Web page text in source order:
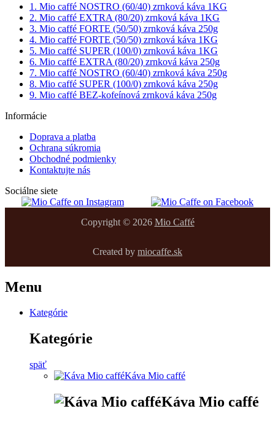
1. Mio caffé NOSTRO (60/40) zrnková káva 1KG
2. Mio caffé EXTRA (80/20) zrnková káva 1KG
3. Mio caffé FORTE (50/50) zrnková káva 250g
4. Mio caffé FORTE (50/50) zrnková káva 1KG
5. Mio caffé SUPER (100/0) zrnková káva 1KG
6. Mio caffé EXTRA (80/20) zrnková káva 250g
7. Mio caffé NOSTRO (60/40) zrnková káva 250g
8. Mio caffé SUPER (100/0) zrnková káva 250g
9. Mio caffé BEZ-kofeínová zrnková káva 250g
Informácie
Doprava a platba
Ochrana súkromia
Obchodné podmienky
Kontaktujte nás
Sociálne siete
Copyright © 2026 Mio Caffé
Created by miocaffe.sk
Menu
Kategórie
Kategórie
späť
Káva Mio caffé
Káva Mio caffé